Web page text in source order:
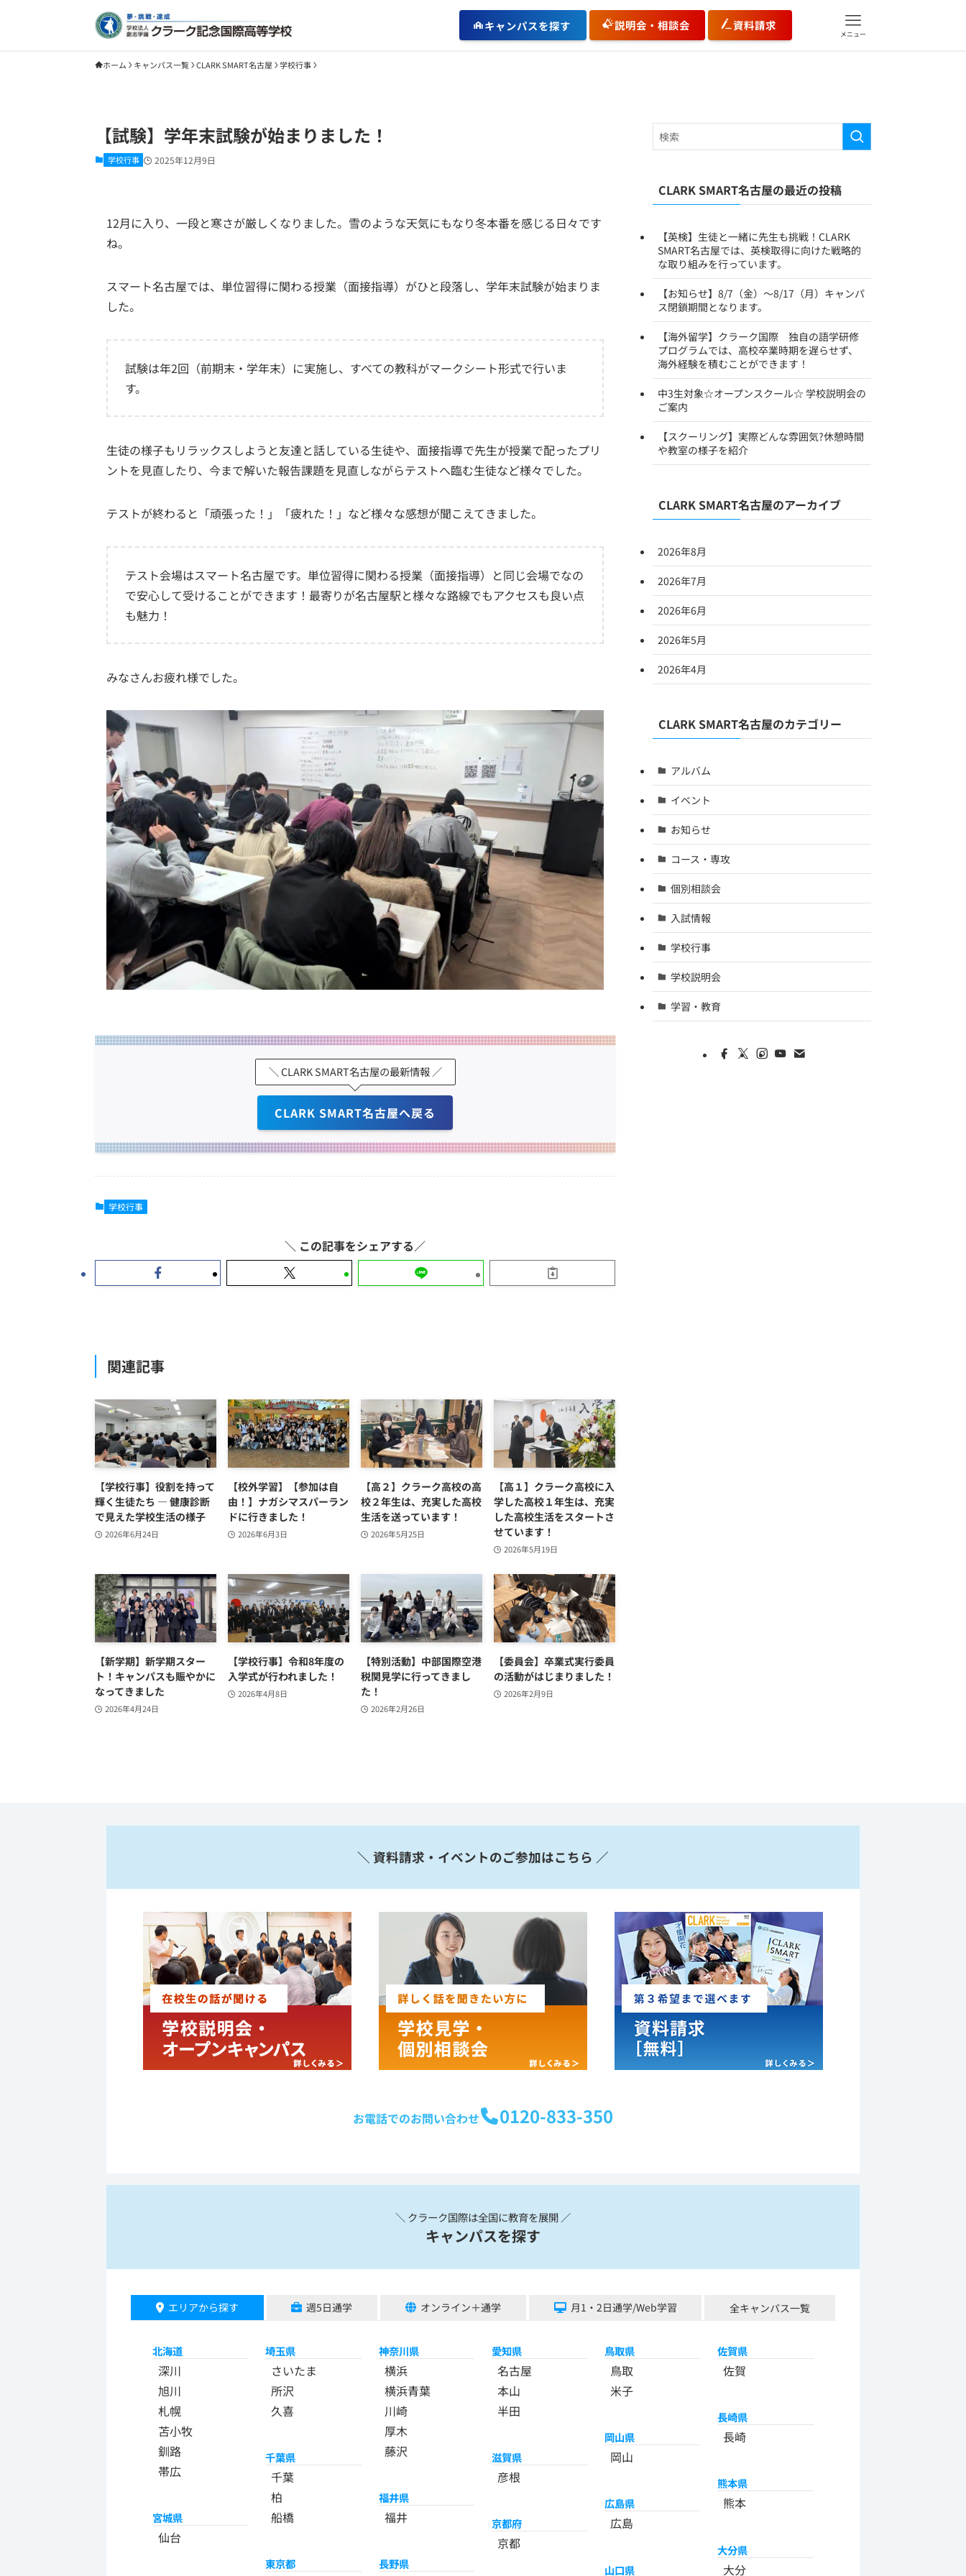
キャンパスを探す 説明会・相談会 資料請求
メニュー
ホーム キャンパス一覧 CLARK SMART名古屋 学校行事
【試験】学年末試験が始まりました！
学校行事 2025年12月9日
12月に入り、一段と寒さが厳しくなりました。雪のような天気にもなり冬本番を感じる日々です
ね。
スマート名古屋では、単位習得に関わる授業（面接指導）がひと段落し、学年末試験が始まりま
した。
試験は年2回（前期末・学年末）に実施し、すべての教科がマークシート形式で行いま
す。
生徒の様子もリラックスしようと友達と話している生徒や、面接指導で先生が授業で配ったプリ
ントを見直したり、今まで解いた報告課題を見直しながらテストへ臨む生徒など様々でした。
テストが終わると「頑張った！」「疲れた！」など様々な感想が聞こえてきました。
テスト会場はスマート名古屋です。単位習得に関わる授業（面接指導）と同じ会場でなの
で安心して受けることができます！最寄りが名古屋駅と様々な路線でもアクセスも良い点
も魅力！
みなさんお疲れ様でした。
＼ CLARK SMART名古屋の最新情報 ／
CLARK SMART名古屋へ戻る
学校行事
関連記事
【学校行事】役割を持って
輝く生徒たち ― 健康診断
で見えた学校生活の様子
2026年6月24日
【校外学習】【参加は自
由！】ナガシマスパーラン
ドに行きました！
2026年6月3日
【高２】クラーク高校の高
校２年生は、充実した高校
生活を送っています！
2026年5月25日
【高１】クラーク高校に入
学した高校１年生は、充実
した高校生活をスタートさ
せています！
2026年5月19日
【新学期】新学期スター
ト！キャンパスも賑やかに
なってきました
2026年4月24日
【学校行事】令和8年度の
入学式が行われました！
2026年4月8日
【特別活動】中部国際空港
税関見学に行ってきまし
た！
2026年2月26日
【委員会】卒業式実行委員
の活動がはじまりました！
2026年2月9日
CLARK SMART名古屋の最近の投稿
【英検】生徒と一緒に先生も挑戦！CLARK
SMART名古屋では、英検取得に向けた戦略的
な取り組みを行っています。
【お知らせ】8/7（金）～8/17（月）キャンパ
ス閉鎖期間となります。
【海外留学】クラーク国際 独自の語学研修
プログラムでは、高校卒業時期を遅らせず、
海外経験を積むことができます！
中3生対象☆オープンスクール☆ 学校説明会の
ご案内
【スクーリング】実際どんな雰囲気?休憩時間
や教室の様子を紹介
CLARK SMART名古屋のアーカイブ
2026年8月
2026年7月
2026年6月
2026年5月
2026年4月
CLARK SMART名古屋のカテゴリー
アルバム
イベント
お知らせ
コース・専攻
個別相談会
入試情報
学校行事
学校説明会
学習・教育
＼ 資料請求・イベントのご参加はこちら ／
お電話でのお問い合わせ 0120-833-350
＼ クラーク国際は全国に教育を展開 ／
キャンパスを探す
エリアから探す 週5日通学 オンライン＋通学 月1・2日通学/Web学習 全キャンパス一覧
北海道
深川
旭川
札幌
苫小牧
釧路
帯広
宮城県
仙台
埼玉県
さいたま
所沢
久喜
千葉県
千葉
柏
船橋
東京都
神奈川県
横浜
横浜青葉
川崎
厚木
藤沢
福井県
福井
長野県
愛知県
名古屋
本山
半田
滋賀県
彦根
京都府
京都
鳥取県
鳥取
米子
岡山県
岡山
広島県
広島
山口県
佐賀県
佐賀
長崎県
長崎
熊本県
熊本
大分県
大分